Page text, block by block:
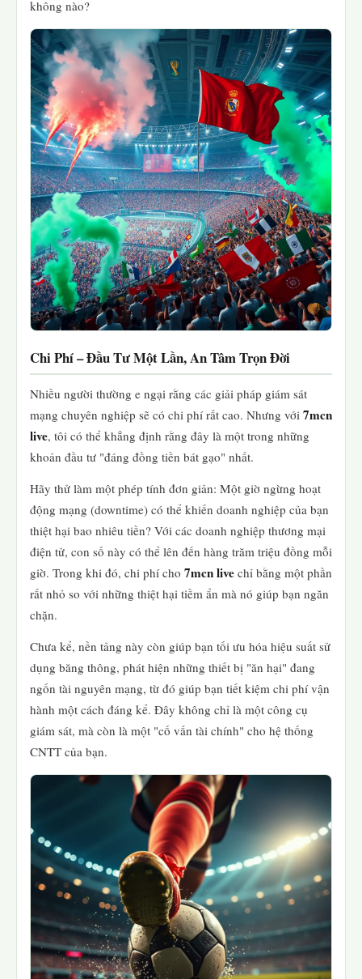
không nào?
Chi Phí – Đầu Tư Một Lần, An Tâm Trọn Đời
Nhiều người thường e ngại rằng các giải pháp giám sát
mạng chuyên nghiệp sẽ có chi phí rất cao. Nhưng với 7mcn
live, tôi có thể khẳng định rằng đây là một trong những
khoản đầu tư "đáng đồng tiền bát gạo" nhất.
Hãy thử làm một phép tính đơn giản: Một giờ ngừng hoạt
động mạng (downtime) có thể khiến doanh nghiệp của bạn
thiệt hại bao nhiêu tiền? Với các doanh nghiệp thương mại
điện tử, con số này có thể lên đến hàng trăm triệu đồng mỗi
giờ. Trong khi đó, chi phí cho 7mcn live chỉ bằng một phần
rất nhỏ so với những thiệt hại tiềm ẩn mà nó giúp bạn ngăn
chặn.
Chưa kể, nền tảng này còn giúp bạn tối ưu hóa hiệu suất sử
dụng băng thông, phát hiện những thiết bị "ăn hại" đang
ngốn tài nguyên mạng, từ đó giúp bạn tiết kiệm chi phí vận
hành một cách đáng kể. Đây không chỉ là một công cụ
giám sát, mà còn là một "cố vấn tài chính" cho hệ thống
CNTT của bạn.